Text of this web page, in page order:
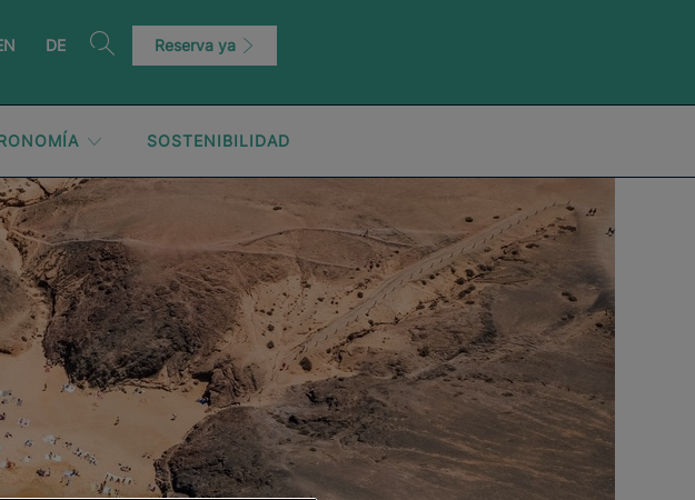
DE Reserva ya
SOSTENIBILIDAD